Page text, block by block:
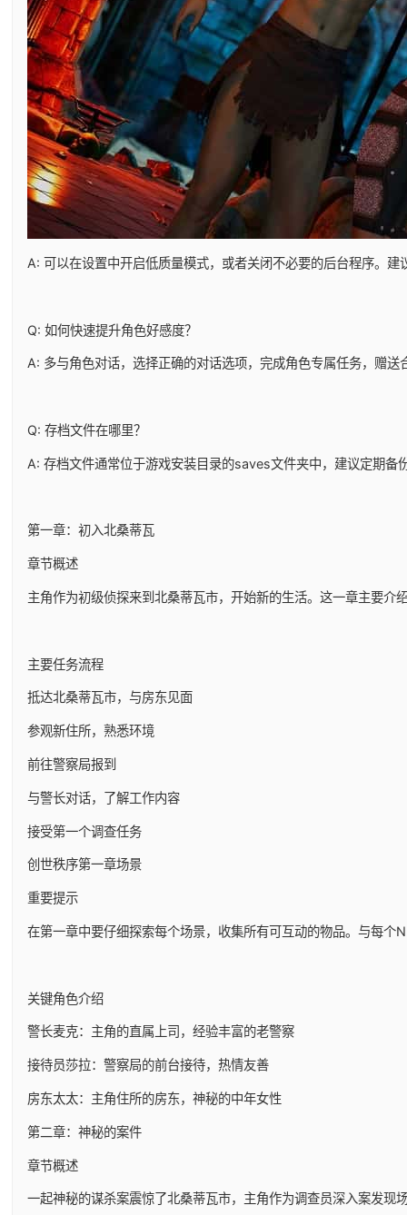
A: 可以在设置中开启低质量模式，或者关闭不必要的后台程序。建
Q: 如何快速提升角色好感度？
A: 多与角色对话，选择正确的对话选项，完成角色专属任务，赠送
Q: 存档文件在哪里？
A: 存档文件通常位于游戏安装目录的saves文件夹中，建议定期备
第一章：初入北桑蒂瓦
章节概述
主角作为初级侦探来到北桑蒂瓦市，开始新的生活。这一章主要介
主要任务流程
抵达北桑蒂瓦市，与房东见面
参观新住所，熟悉环境
前往警察局报到
与警长对话，了解工作内容
接受第一个调查任务
创世秩序第一章场景
重要提示
在第一章中要仔细探索每个场景，收集所有可互动的物品。与每个
关键角色介绍
警长麦克：主角的直属上司，经验丰富的老警察
接待员莎拉：警察局的前台接待，热情友善
房东太太：主角住所的房东，神秘的中年女性
第二章：神秘的案件
章节概述
一起神秘的谋杀案震惊了北桑蒂瓦市，主角作为调查员深入案发现